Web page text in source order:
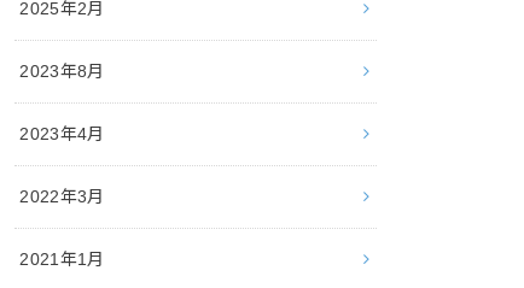
2025年2月
2023年8月
2023年4月
2022年3月
2021年1月